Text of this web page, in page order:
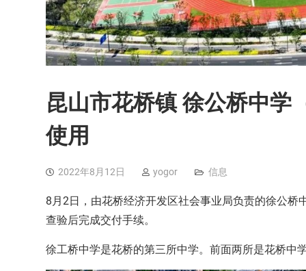
昆山市花桥镇 徐公桥中学
使用
2022年8月12日 yogor 信息
8月2日，由花桥经济开发区社会事业局负责的徐公
查验后完成交付手续。
徐工桥中学是花桥的第三所中学。前面两所是花桥中